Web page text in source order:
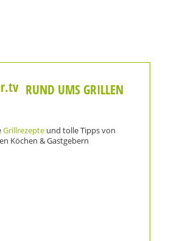
RUND UMS GRILLEN
Grillrezepte und tolle Tipps von
Köchen & Gastgebern